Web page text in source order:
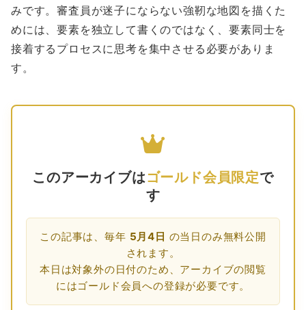
みです。審査員が迷子にならない強靭な地図を描くた
めには、要素を独立して書くのではなく、要素同士を
接着するプロセスに思考を集中させる必要がありま
す。
このアーカイブはゴールド会員限定で
す
この記事は、毎年 5月4日 の当日のみ無料公開
されます。
本日は対象外の日付のため、アーカイブの閲覧
にはゴールド会員への登録が必要です。